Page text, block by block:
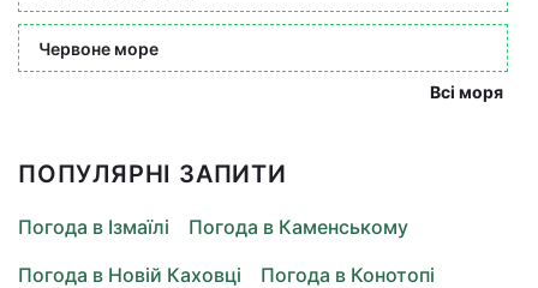
Червоне море
Всі моря
ПОПУЛЯРНІ ЗАПИТИ
Погода в Ізмаїлі
Погода в Каменському
Погода в Новій Каховці
Погода в Конотопі